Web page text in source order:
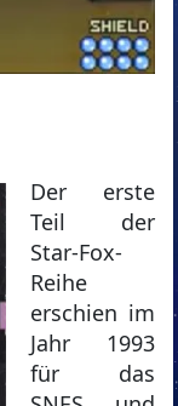
Der erste
Teil der
Star-Fox-
Reihe
erschien im
Jahr 1993
für das